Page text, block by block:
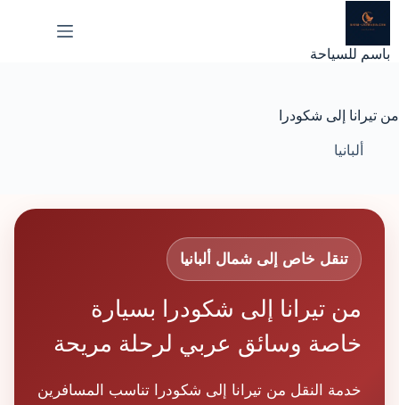
إلى
باسم للسياحة
من تيرانا إلى شكودرا
ألبانيا
تنقل خاص إلى شمال ألبانيا
من تيرانا إلى شكودرا بسيارة
خاصة وسائق عربي لرحلة مريحة
خدمة النقل من تيرانا إلى شكودرا تناسب المسافرين